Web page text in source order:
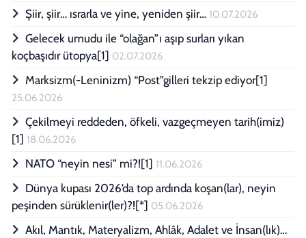
Şiir, şiir… ısrarla ve yine, yeniden şiir… 10.07.2026
Gelecek umudu ile “olağan”ı aşıp surları yıkan
koçbaşıdır ütopya[1] 02.07.2026
Marksizm(-Leninizm) “Post”gilleri tekzip ediyor[1]
25.06.2026
Çekilmeyi reddeden, öfkeli, vazgeçmeyen tarih(imiz)
[1] 18.06.2026
NATO “neyin nesi” mi?![1] 11.06.2026
Dünya kupası 2026’da top ardında koşan(lar), neyin
peşinden sürüklenir(ler)?![*] 05.06.2026
Akıl, Mantık, Materyalizm, Ahlâk, Adalet ve İnsan(lık)…